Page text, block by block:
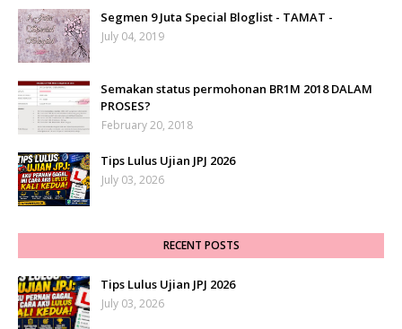
Segmen 9 Juta Special Bloglist - TAMAT -
July 04, 2019
Semakan status permohonan BR1M 2018 DALAM
PROSES?
February 20, 2018
Tips Lulus Ujian JPJ 2026
July 03, 2026
RECENT POSTS
Tips Lulus Ujian JPJ 2026
July 03, 2026